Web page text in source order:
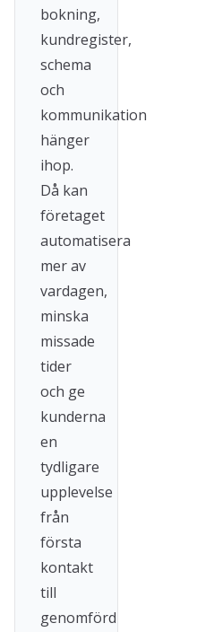
bokning,
kundregister,
schema
och
kommunikation
hänger
ihop.
Då kan
företaget
automatisera
mer av
vardagen,
minska
missade
tider
och ge
kunderna
en
tydligare
upplevelse
från
första
kontakt
till
genomförd